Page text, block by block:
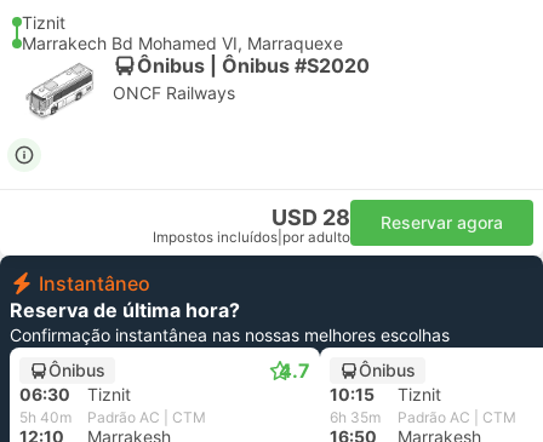
Tiznit
Marrakech Bd Mohamed VI, Marraquexe
Ônibus | Ônibus #S2020
ONCF Railways
USD 28
Impostos incluídos por adulto
Reservar agora
Instantâneo
Reserva de última hora?
Confirmação instantânea nas nossas melhores escolhas
Ônibus
4.7
06:30 Tiznit
5h 40m Padrão AC | CTM
12:10 Marrakesh
Ônibus
10:15
Tiznit
6h 35m Padrão AC | CTM
16:50 Marrakesh